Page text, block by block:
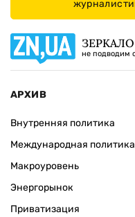
не подводим
АРХИВ
Внутренняя политика
Международная политика
Макроуровень
Энергорынок
Приватизация